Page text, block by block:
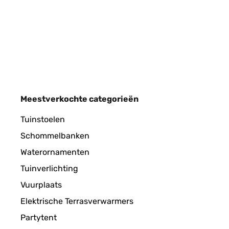
Meestverkochte categorieën
Tuinstoelen
Schommelbanken
Waterornamenten
Tuinverlichting
Vuurplaats
Elektrische Terrasverwarmers
Partytent